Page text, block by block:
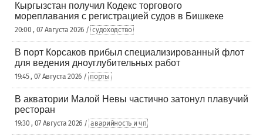
Кыргызстан получил Кодекс торгового
мореплавания с регистрацией судов в Бишкеке
20:00 , 07 Августа 2026 / судоходство
В порт Корсаков прибыл специализированный флот
для ведения дноуглубительных работ
19:45 , 07 Августа 2026 / порты
В акватории Малой Невы частично затонул плавучий
ресторан
19:30 , 07 Августа 2026 / аварийность и чп